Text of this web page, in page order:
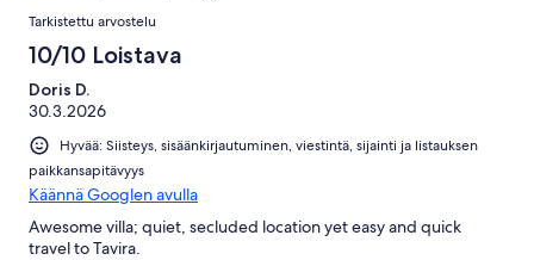
Arvostelut
Tarkistettu arvostelu
10/10 Loistava
Doris D.
30.3.2026
Hyvää: Siisteys, sisäänkirjautuminen, viestintä, sijainti ja listauksen
paikkansapitävyys
Käännä Googlen avulla
Awesome villa; quiet, secluded location yet easy and quick
travel to Tavira.